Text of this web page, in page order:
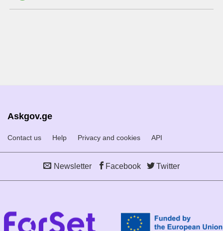
Askgov.ge
Contact us Help Privacy and cookies API
Newsletter Facebook Twitter